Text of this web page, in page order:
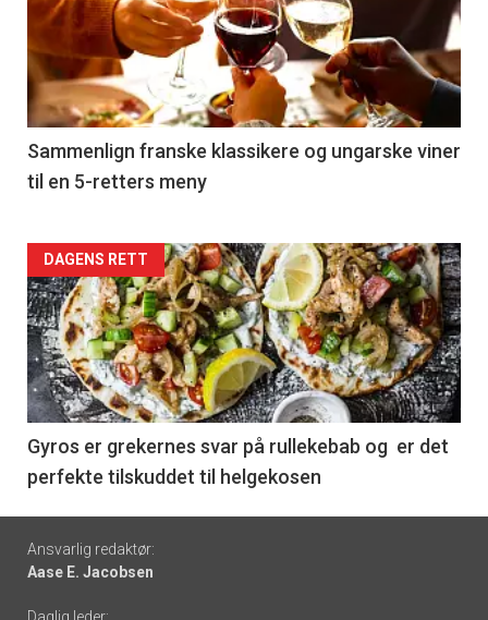
akkurat
nå
-
5
Sammenlign franske klassikere og ungarske viner
til en 5-retters meny
Forsiden
akkurat
nå
-
6
DAGENS RETT
Gyros er grekernes svar på rullekebab og er det
perfekte tilskuddet til helgekosen
Footer
-
Ansvarlig redaktør:
Aase E. Jacobsen